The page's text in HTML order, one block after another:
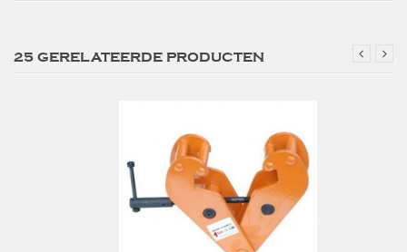
25 GERELATEERDE PRODUCTEN